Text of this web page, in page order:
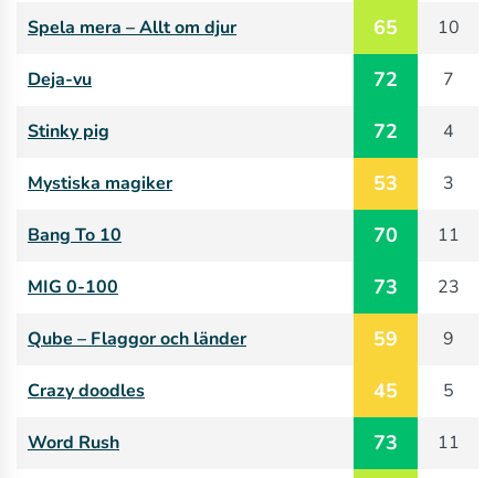
Spela mera – Allt om djur 65 10
Deja-vu 72 7
Stinky pig 72 4
Mystiska magiker 53 3
Bang To 10 70 11
MIG 0-100 73 23
Qube – Flaggor och länder 59 9
Crazy doodles 45 5
Word Rush 73 11